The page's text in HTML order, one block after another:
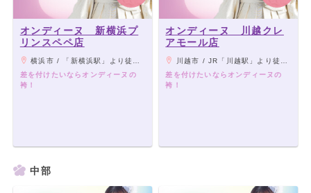
オンディーヌ 新横浜プ
リンスペペ店
横浜市 / 「新横浜駅」より徒歩2分
差を付けたいならオンディーヌの
袴！
オンディーヌ 川越クレ
アモール店
川越市 / JR「川越駅」より徒歩8分、西武新宿線「本川越駅」より徒歩7分（丸広百貨店 川越店 アネックス手前 『おかしのまちおか』さんの2階）
差を付けたいならオンディーヌの
袴！
中部